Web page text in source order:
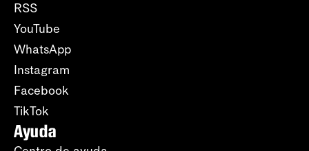
RSS
YouTube
WhatsApp
Instagram
Facebook
TikTok
Ayuda